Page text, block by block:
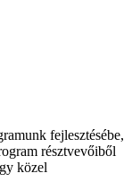
fejlesztésébe,
résztvevőiből
közel